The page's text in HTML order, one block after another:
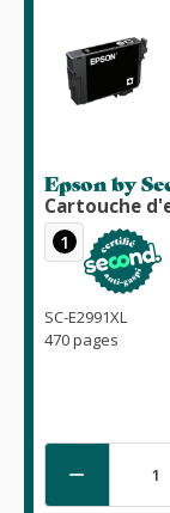
Epson by
Cartouche
1
SC-E2991XL
470 pages
